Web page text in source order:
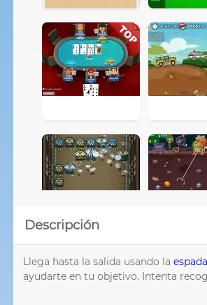
Descripción
Llega hasta la salida usando la espada
ayudarte en tu objetivo. Intenta